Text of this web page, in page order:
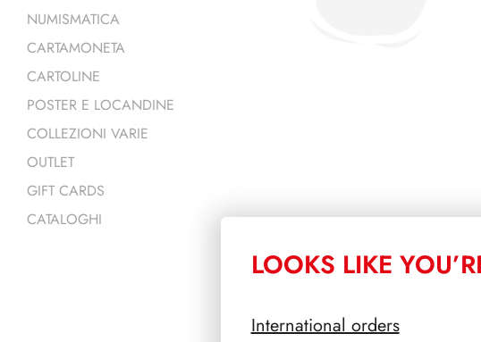
PRODOTTI
NUMISMATICA
CARTAMONETA
CARTOLINE
POSTER E LOCANDINE
COLLEZIONI VARIE
OUTLET
GIFT CARDS
CATALOGHI
LOOKS LIKE
International orders